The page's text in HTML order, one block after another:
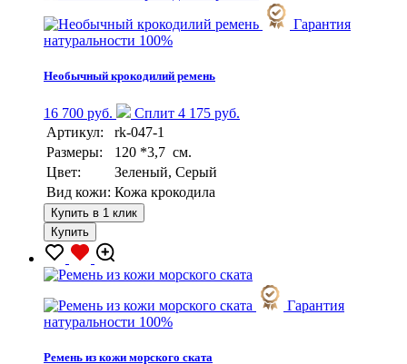
Гарантия
натуральности 100%
Необычный крокодилий ремень
16 700 руб.
Сплит 4 175 руб.
Артикул:
rk-047-1
Размеры:
120 *3,7 см.
Цвет:
Зеленый, Серый
Вид кожи: Кожа крокодила
Купить в 1 клик
Купить
Гарантия
натуральности 100%
Ремень из кожи морского ската